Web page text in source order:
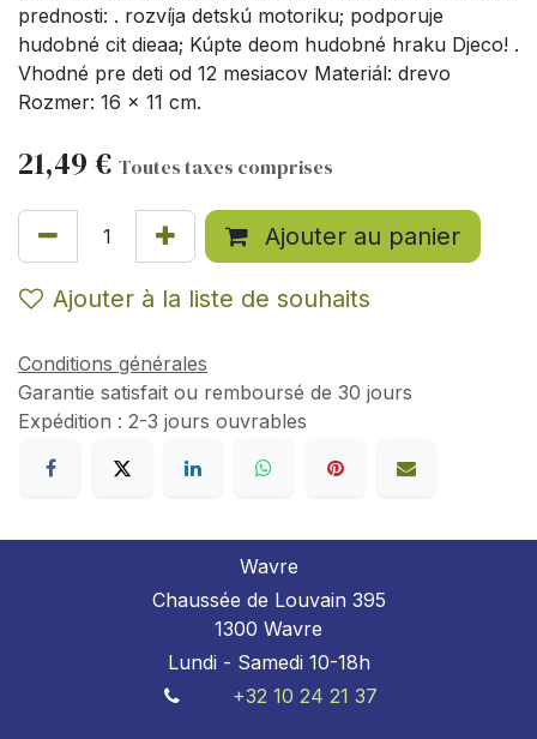
prednosti: . rozvíja detskú motoriku; podporuje
hudobné cit dieaa; Kúpte deom hudobné hraku Djeco! .
Vhodné pre deti od 12 mesiacov Materiál: drevo
Rozmer: 16 x 11 cm.
21,49 € Toutes taxes comprises
Ajouter au panier
Ajouter à la liste de souhaits
Conditions générales
Garantie satisfait ou remboursé de 30 jours
Expédition : 2-3 jours ouvrables
Wavre
Chaussée de Louvain 395
1300 Wavre
Lundi - Samedi 10-18h
+32 10 24 21 37